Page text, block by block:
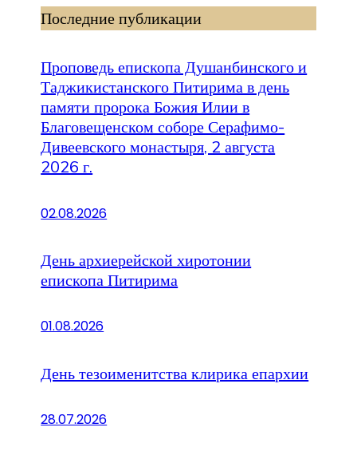
Последние публикации
Проповедь епископа Душанбинского и
Таджикистанского Питирима в день
памяти пророка Божия Илии в
Благовещенском соборе Серафимо-
Дивеевского монастыря, 2 августа
2026 г.
02.08.2026
День архиерейской хиротонии
епископа Питирима
01.08.2026
День тезоименитства клирика епархии
28.07.2026